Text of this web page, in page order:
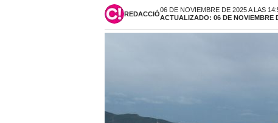
REDACCIÓ
06 DE NOVIEMBRE DE 2025 A LAS
ACTUALIZADO: 06 DE NOVIEMBRE